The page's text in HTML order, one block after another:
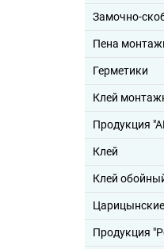
Замочно-
Пена
Герметики
Клей
Продукция
Клей
Клей
Продукция